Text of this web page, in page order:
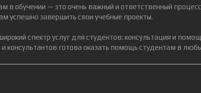
в обучении — это очень важный и ответственный
успешно завершить свои учебные проекты.
спектр услуг для студентов: консультация и
консультантов готова оказать помощь студентам в